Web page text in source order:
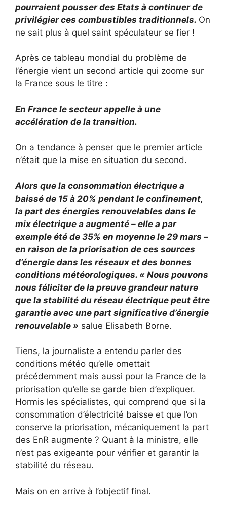
pourraient pousser des Etats à continuer de
privilégier ces combustibles traditionnels. On
ne sait plus à quel saint spéculateur se fier !
Après ce tableau mondial du problème de
l’énergie vient un second article qui zoome sur
la France sous le titre :
En France le secteur appelle à une
accélération de la transition.
On a tendance à penser que le premier article
n’était que la mise en situation du second.
Alors que la consommation électrique a
baissé de 15 à 20% pendant le confinement,
la part des énergies renouvelables dans le
mix électrique a augmenté – elle a par
exemple été de 35% en moyenne le 29 mars –
en raison de la priorisation de ces sources
d’énergie dans les réseaux et des bonnes
conditions météorologiques. « Nous pouvons
nous féliciter de la preuve grandeur nature
que la stabilité du réseau électrique peut être
garantie avec une part significative d’énergie
renouvelable » salue Elisabeth Borne.
Tiens, la journaliste a entendu parler des
conditions météo qu’elle omettait
précédemment mais aussi pour la France de la
priorisation qu’elle se garde bien d’expliquer.
Hormis les spécialistes, qui comprend que si la
consommation d’électricité baisse et que l’on
conserve la priorisation, mécaniquement la part
des EnR augmente ? Quant à la ministre, elle
n’est pas exigeante pour vérifier et garantir la
stabilité du réseau.
Mais on en arrive à l’objectif final.